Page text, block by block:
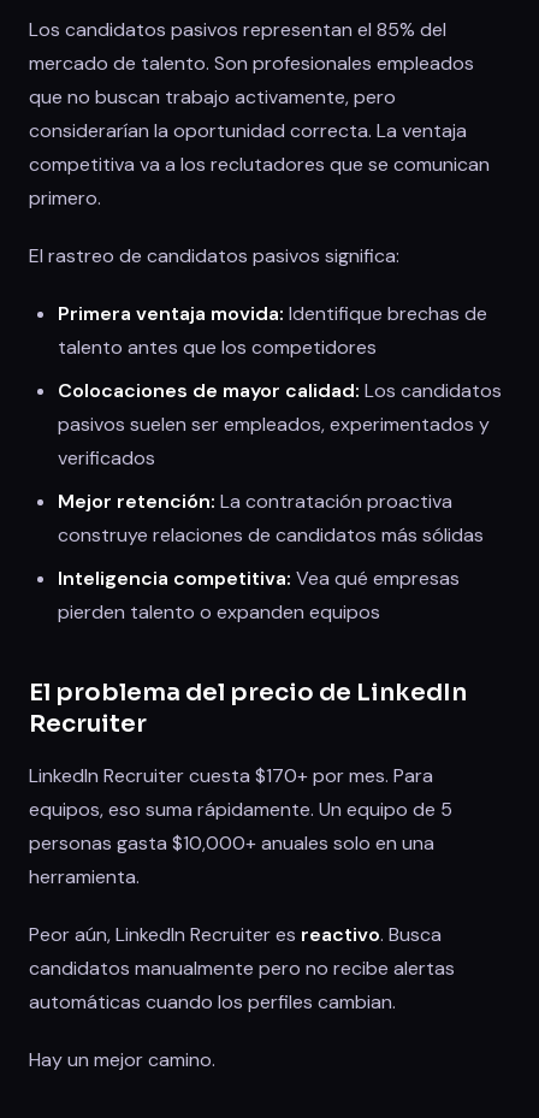
Los candidatos pasivos representan el 85% del
mercado de talento. Son profesionales empleados
que no buscan trabajo activamente, pero
considerarían la oportunidad correcta. La ventaja
competitiva va a los reclutadores que se comunican
primero.
El rastreo de candidatos pasivos significa:
Primera ventaja movida: Identifique brechas de
talento antes que los competidores
Colocaciones de mayor calidad: Los candidatos
pasivos suelen ser empleados, experimentados y
verificados
Mejor retención: La contratación proactiva
construye relaciones de candidatos más sólidas
Inteligencia competitiva: Vea qué empresas
pierden talento o expanden equipos
El problema del precio de LinkedIn
Recruiter
LinkedIn Recruiter cuesta $170+ por mes. Para
equipos, eso suma rápidamente. Un equipo de 5
personas gasta $10,000+ anuales solo en una
herramienta.
Peor aún, LinkedIn Recruiter es reactivo. Busca
candidatos manualmente pero no recibe alertas
automáticas cuando los perfiles cambian.
Hay un mejor camino.